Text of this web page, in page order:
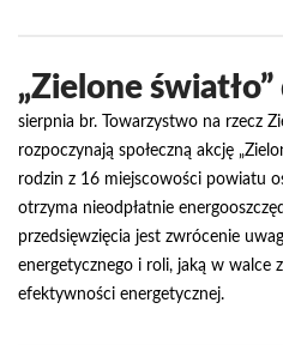
„Zielone
sierpnia br. Towarzystwo na rzecz
rozpoczynają społeczną akcję
rodzin z 16 miejscowości powiatu
otrzyma nieodpłatnie
przedsięwzięcia jest zwrócenie
energetycznego i roli, jaką w walce
efektywności energetycznej.